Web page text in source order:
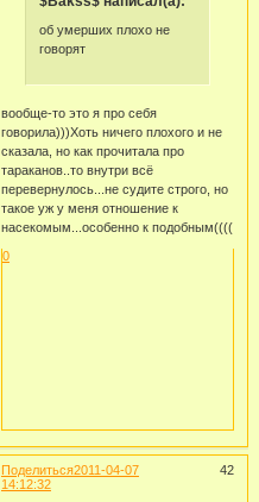
об умерших плохо не
говорят
вообще-то это я про себя
говорила)))Хоть ничего плохого и не
сказала, но как прочитала про
тараканов..то внутри всё
перевернулось...не судите строго, но
такое уж у меня отношение к
насекомым...особенно к подобным((((
0
Поделиться 42
2011-04-07
14:12:32